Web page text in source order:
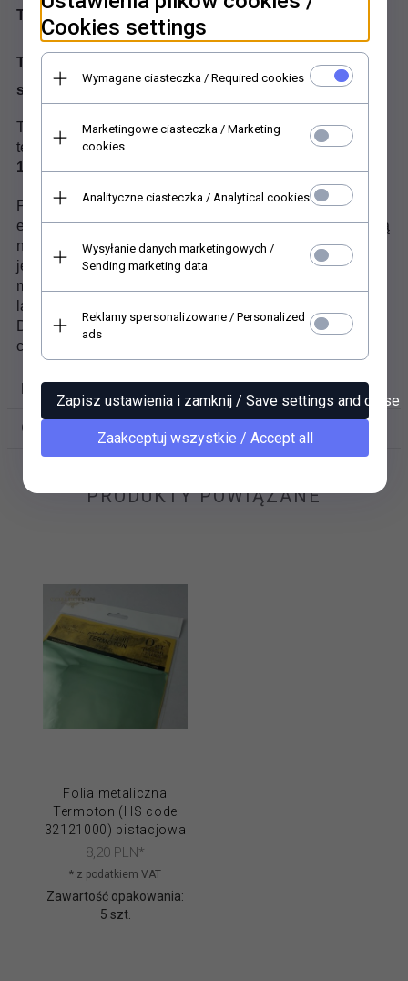
Tekturka do scrapbookingu, mix media, decoupage
Tekturka T045 - stylowe meble, sofa, lustro, krzesła,
szafa
Tekturowe elementy wycinane laserem. Wysokiej jakości
tektura (beermata) o grubości
. Rozmiar arkusza
16x16 cm
Przed użyciem należy dociąć nożykiem miejsca łączenia
elementów z resztą arkusza.Ewentualne przydymienia są
naturalne i nie mają wpływu na jakość materiału - można
je zamalować. Wycięte elementy mogą być klejone,
malowane kredkami, tuszami czy farbami oraz
lakierowane.
Doskonale nadają się do techniki scrapbookingu,
cardmakingu, art journal, mix mediów itp.
FILMY VIDEO
OPINIE KLIENTÓW
PRODUKTY POWIĄZANE
Folia metaliczna
Termoton (HS code
32121000) pistacjowa
8,20 PLN*
* z podatkiem VAT
Zawartość opakowania:
5 szt.
Cookies settings
Wymagane ciasteczka / Required cookies
Marketingowe ciasteczka / Marketing
cookies
Analityczne ciasteczka / Analytical cookies
Wysyłanie danych marketingowych /
Sending marketing data
Reklamy spersonalizowane / Personalized
ads
Zapisz ustawienia i zamknij / Save settings and close
Zaakceptuj wszystkie / Accept all